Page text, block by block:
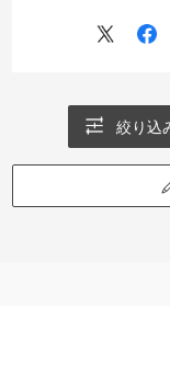
足しております
たが、結局日射
はまたこの製
絞り込